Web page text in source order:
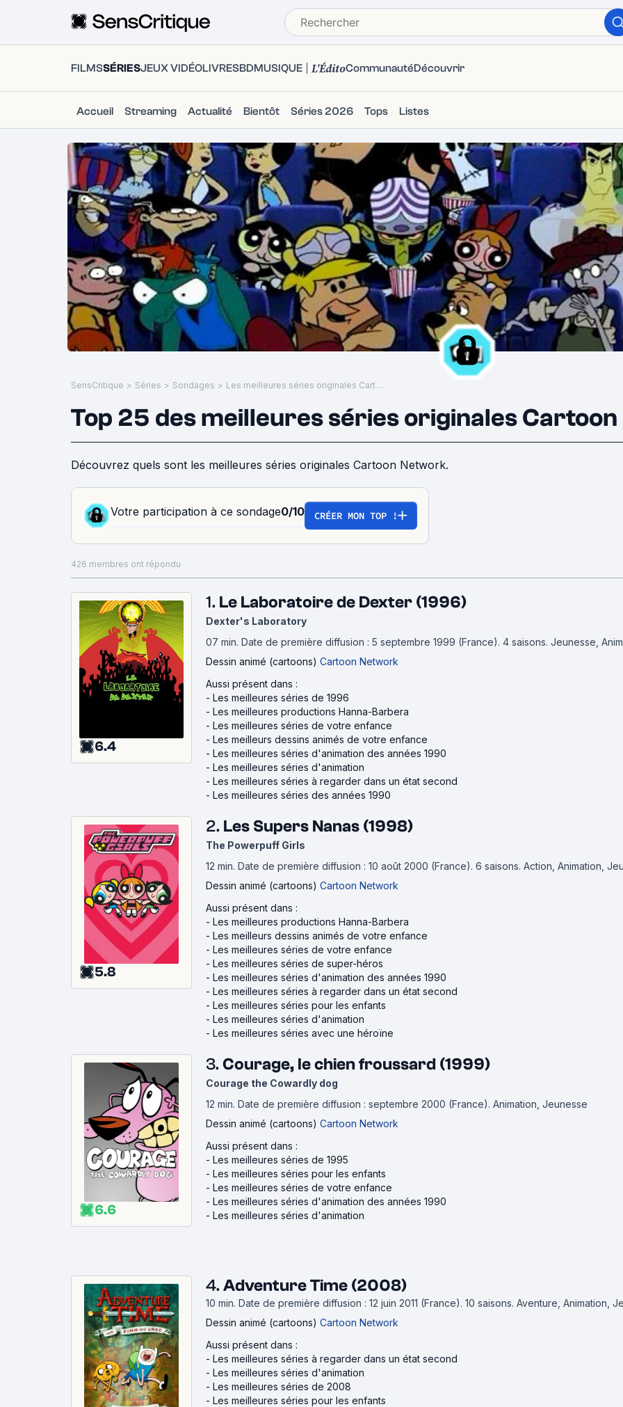
FILMSSÉRIESJEUX VIDÉOLIVRESBDMUSIQUE L'ÉditoCommunautéDécouvrir
Accueil Streaming Actualité Bientôt Séries 2026 Tops Listes
SensCritique > Séries > Sondages > Les meilleures séries originales Cartoon Network
Top 25 des meilleures séries originales
Découvrez quels sont les meilleures séries originales Cartoon Network.
Votre participation à ce sondage0/10 CRÉER MON TOP !
426 membres ont répondu
6.4
1. Le Laboratoire de Dexter (1996)
Dexter's Laboratory
07 min. Date de première diffusion : 5 septembre 1999 (France). 4 saisons. Jeunesse,
Dessin animé (cartoons) Cartoon Network
Aussi présent dans :
- Les meilleures séries de 1996
- Les meilleures productions Hanna-Barbera
- Les meilleures séries de votre enfance
- Les meilleurs dessins animés de votre enfance
- Les meilleures séries d'animation des années 1990
- Les meilleures séries d'animation
- Les meilleures séries à regarder dans un état second
- Les meilleures séries des années 1990
5.8
2. Les Supers Nanas (1998)
The Powerpuff Girls
12 min. Date de première diffusion : 10 août 2000 (France). 6 saisons. Action, Animation,
Dessin animé (cartoons) Cartoon Network
Aussi présent dans :
- Les meilleures productions Hanna-Barbera
- Les meilleurs dessins animés de votre enfance
- Les meilleures séries de votre enfance
- Les meilleures séries de super-héros
- Les meilleures séries d'animation des années 1990
- Les meilleures séries à regarder dans un état second
- Les meilleures séries pour les enfants
- Les meilleures séries d'animation
- Les meilleures séries avec une héroïne
6.6
3. Courage, le chien froussard (1999)
Courage the Cowardly dog
12 min. Date de première diffusion : septembre 2000 (France). Animation, Jeunesse
Dessin animé (cartoons) Cartoon Network
Aussi présent dans :
- Les meilleures séries de 1995
- Les meilleures séries pour les enfants
- Les meilleures séries de votre enfance
- Les meilleures séries d'animation des années 1990
- Les meilleures séries d'animation
4. Adventure Time (2008)
10 min. Date de première diffusion : 12 juin 2011 (France). 10 saisons. Aventure, Animation,
Dessin animé (cartoons) Cartoon Network
Aussi présent dans :
- Les meilleures séries à regarder dans un état second
- Les meilleures séries d'animation
- Les meilleures séries de 2008
- Les meilleures séries pour les enfants